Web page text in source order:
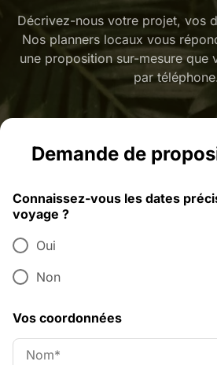
Décrivez-nous votre projet, vos
Nos planners locaux vous
une proposition sur-mesure que
par
Demande de
Connaissez-vous les dates
voyage ?
Oui
Non
Vos coordonnées